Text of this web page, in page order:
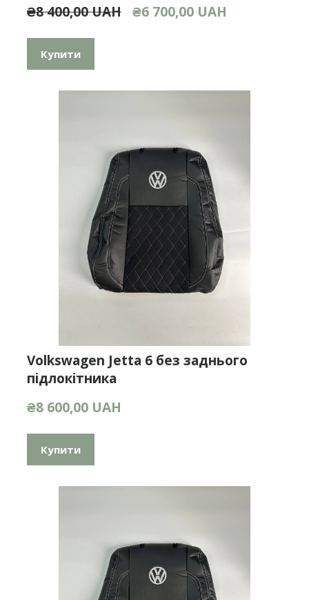
₴8 400,00 UAH
₴6 700,00 UAH
Купити
Volkswagen Jetta 6 без заднього
підлокітника
₴8 600,00 UAH
Купити